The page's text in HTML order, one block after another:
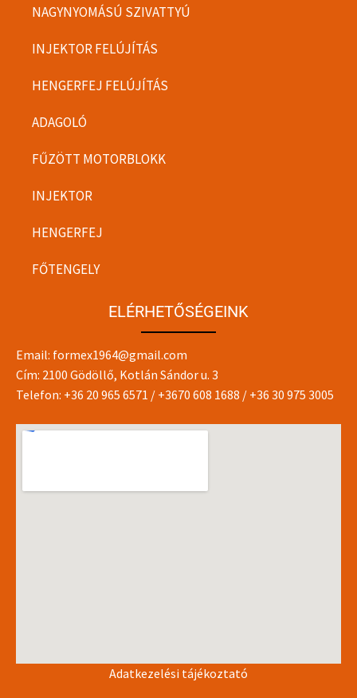
NAGYNYOMÁSÚ SZIVATTYÚ
INJEKTOR FELÚJÍTÁS
HENGERFEJ FELÚJÍTÁS
ADAGOLÓ
FŰZÖTT MOTORBLOKK
INJEKTOR
HENGERFEJ
FŐTENGELY
ELÉRHETŐSÉGEINK
Email: formex1964@gmail.com
Cím: 2100 Gödöllő, Kotlán Sándor u. 3
Telefon: +36 20 965 6571 / +3670 608 1688 / +36 30 975 3005
Adatkezelési tájékoztató